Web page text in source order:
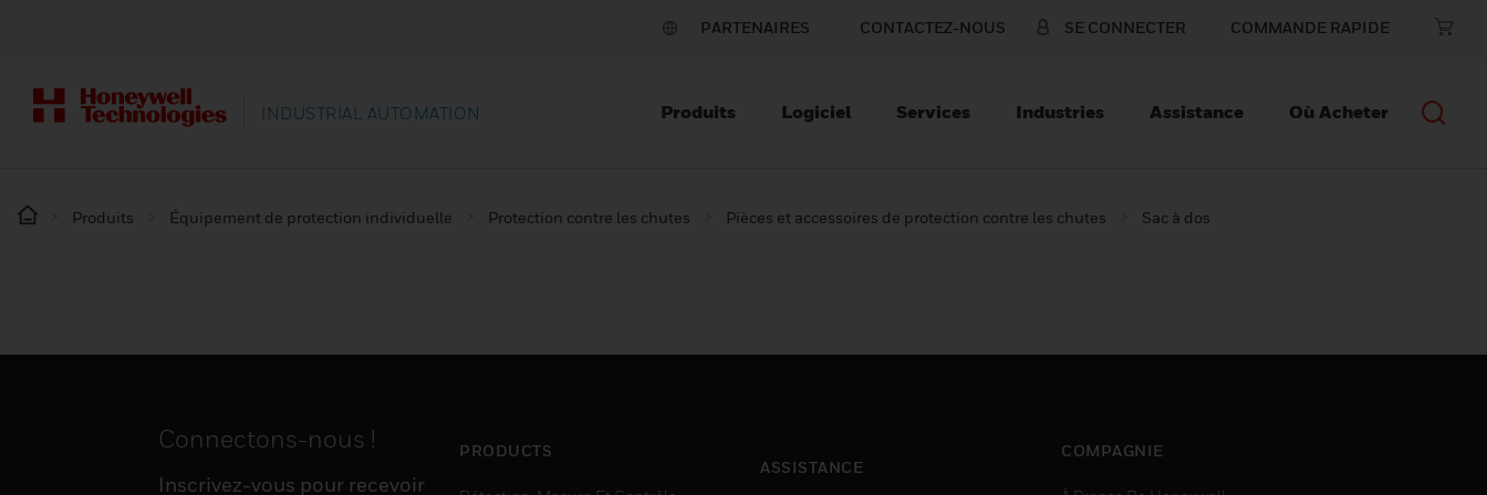
PARTENAIRES CONTACTEZ-NOUS SE CONNECTER COMMANDE RAPIDE
INDUSTRIAL AUTOMATION Produits Logiciel Services Industries Assistance Où Acheter
Produits Équipement de protection individuelle Protection contre les chutes Pièces et accessoires de protection contre les chutes Sac à dos
Connectons-nous !
Inscrivez-vous pour recevoir
PRODUCTS
ASSISTANCE
COMPAGNIE